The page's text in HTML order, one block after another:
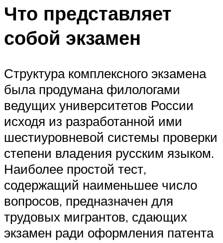
Что представляет
собой экзамен
Структура комплексного экзамена
была продумана филологами
ведущих университетов России
исходя из разработанной ими
шестиуровневой системы проверки
степени владения русским языком.
Наиболее простой тест,
содержащий наименьшее число
вопросов, предназначен для
трудовых мигрантов, сдающих
экзамен ради оформления патента